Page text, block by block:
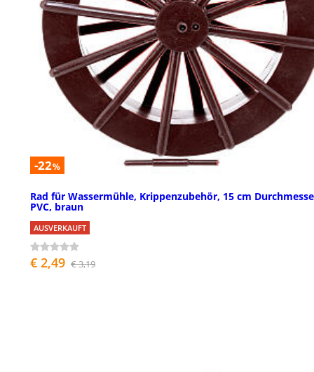
-22%
Rad für Wassermühle, Krippenzubehör, 15 cm
PVC, braun
AUSVERKAUFT
€ 2,49 € 3,19